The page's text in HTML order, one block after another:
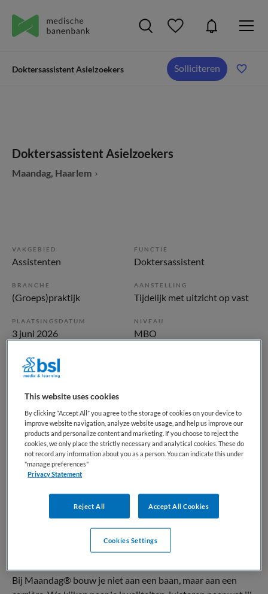
Doktersassistent Asielzoekers Solliciteren
Doktersassistent Asielzoekers
Maandag, Haarlem
VAKGEBIED
Assistenten
FUNCTIE
Doktersassistent
BRANCHE
(Groeps)praktijk
AANSTELLING
Tijdelijk met uitzicht op vast
PLAATSINGSDATUM
3 juni 2026
NIVEAU
MBO
ERVARING
Ervaren
Vacature niet beschikbaar
Deze vacature Doktersassistent Asielzoekers bij Maandag
is niet meer actueel. Hieronder staan enkele vergelijkbare
vacatures die voor u wellicht interessant zijn.
Bij Maandag® bouw je niet aan een baan, maar aan een
This website uses cookies
By clicking “Accept All” you agree to the storage of cookies on your device to
improve website navigation, analyze website usage, and help us improve our
products and personalize content and marketing. If you choose to reject the
cookies, we only place the strictly necessary and analytical cookies. These do
not record any information about you as a person. You can indicate this under
"manage preferences"
Privacy Statement
Reject All Accept All Cookies
Cookies Settings